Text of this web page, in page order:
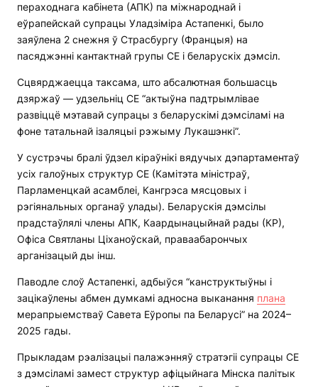
пераходнага кабінета (АПК) па міжнароднай і
еўрапейскай супрацы Уладзіміра Астапенкі, было
заяўлена 2 снежня ў Страсбургу (Францыя) на
пасяджэнні кантактнай групы СЕ і беларускіх дэмсіл.
Сцвярджаецца таксама, што абсалютная большасць
дзяржаў — удзельніц СЕ “актыўна падтрымлівае
развіццё мэтавай супрацы з беларускімі дэмсіламі на
фоне татальнай ізаляцыі рэжыму Лукашэнкі”.
У сустрэчы бралі ўдзел кіраўнікі вядучых дэпартаментаў
усіх галоўных структур СЕ (Камітэта міністраў,
Парламенцкай асамблеі, Кангрэса мясцовых і
рэгіянальных органаў улады). Беларускія дэмсілы
прадстаўлялі члены АПК, Каардынацыйнай рады (КР),
Офіса Святланы Ціханоўскай, праваабарончых
арганізацый ды інш.
Паводле слоў Астапенкі, адбыўся “канструктыўны і
зацікаўлены абмен думкамі адносна выканання плана
мерапрыемстваў Савета Еўропы па Беларусі” на 2024–
2025 гады.
Прыкладам рэалізацыі палажэнняў стратэгіі супрацы СЕ
з дэмсіламі замест структур афіцыйнага Мінска палітык